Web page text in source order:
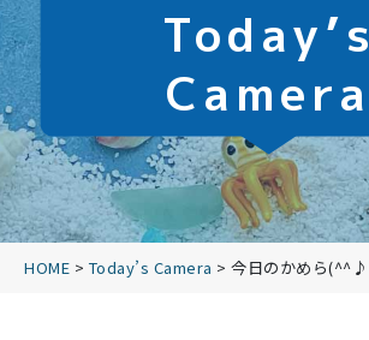
Today’s
Camera
HOME > Today’s Camera > 今日のかめら(^^♪